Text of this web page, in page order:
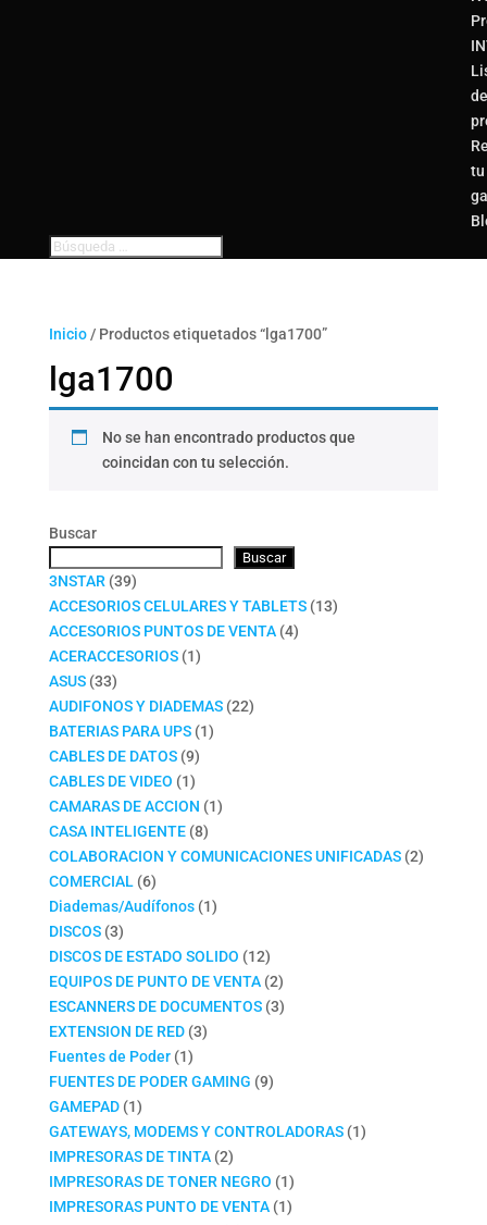
de
tu
Inicio/ Productos etiquetados “lga1700”
lga1700
No se han encontrado productos que
coincidan con tu selección.
Buscar
Buscar
3NSTAR 3939
productos
ACCESORIOS CELULARES Y TABLETS 1313
ACCESORIOS PUNTOS DE VENTA 44
ACERACCESORIOS 11
ASUS 3333
productos
AUDIFONOS Y DIADEMAS 2222
BATERIAS PARA UPS 11
CABLES DE DATOS 99
productos
CABLES DE VIDEO 11
producto
CAMARAS DE ACCION 11
CASA INTELIGENTE 88
productos
COLABORACION Y COMUNICACIONES UNIFICADAS 22
COMERCIAL 66
productos
Diademas/Audífonos 11
DISCOS 33
productos
DISCOS DE ESTADO SOLIDO 1212
productos
EQUIPOS DE PUNTO DE VENTA 22
productos
ESCANNERS DE DOCUMENTOS 33
EXTENSION DE RED 33
Fuentes de Poder 11
producto
FUENTES DE PODER GAMING 99
GAMEPAD 11
producto
GATEWAYS, MODEMS Y CONTROLADORAS 11
IMPRESORAS DE TINTA 22
productos
IMPRESORAS DE TONER NEGRO 11
producto
IMPRESORAS PUNTO DE VENTA 11